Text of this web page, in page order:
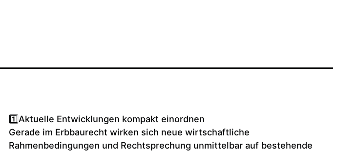
1️⃣Aktuelle Entwicklungen kompakt einordnen
Gerade im Erbbaurecht wirken sich neue wirtschaftliche
Rahmenbedingungen und Rechtsprechung unmittelbar auf bestehende